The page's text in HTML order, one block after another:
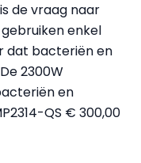
de vraag naar
enkel
dat bacteriën en
2300W
en
QS € 300,00